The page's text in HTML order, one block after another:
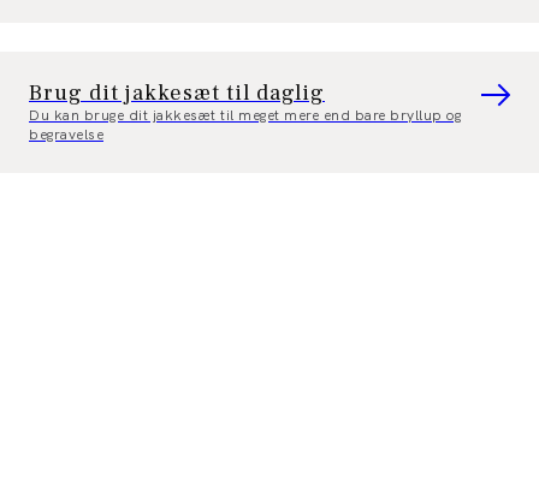
Brug dit jakkesæt til daglig
Du kan bruge dit jakkesæt til meget mere end bare bryllup og
begravelse